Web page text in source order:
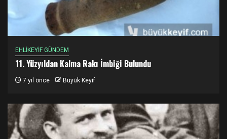
EHLİKEYİF GÜNDEM
11. Yüzyıldan Kalma Rakı İmbiği Bulundu
7 yıl önce Büyük Keyif